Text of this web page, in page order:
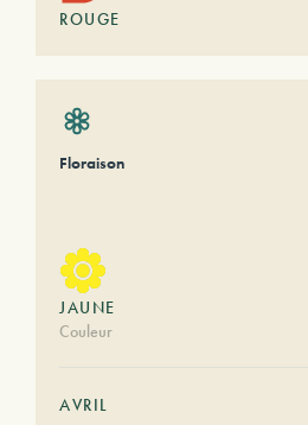
ROUGE
Floraison
JAUNE
Couleur
AVRIL